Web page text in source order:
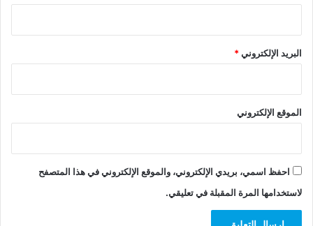
البريد الإلكتروني*
الموقع الإلكتروني
احفظ اسمي، بريدي الإلكتروني، والموقع الإلكتروني في هذا المتصفح
لاستخدامها المرة المقبلة في تعليقي.